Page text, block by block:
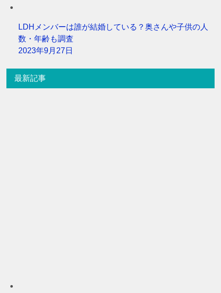
LDHメンバーは誰が結婚している？奥さんや子供の人
数・年齢も調査
2023年9月27日
最新記事